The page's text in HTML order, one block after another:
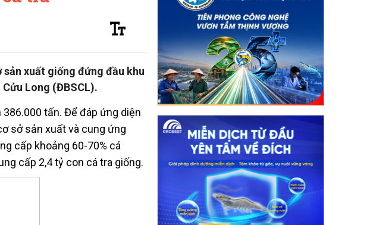
xuất giống đứng đầu khu
Long (ĐBSCL).
tấn. Để đáp ứng diện
sở sản xuất và cung ứng
cấp khoảng 60-70% cá
cấp 2,4 tỷ con cá tra giống.